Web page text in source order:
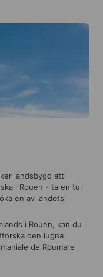
landsbygd att
i Rouen - ta en tur
en av landets
i Rouen, kan du
den lugna
de Roumare